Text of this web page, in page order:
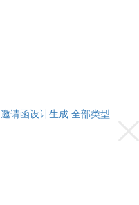
邀请函设计生成 全部类型